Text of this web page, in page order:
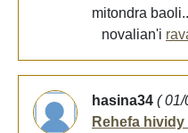
mitondra
novalian'i
hasina34 ( 01/
Rehefa